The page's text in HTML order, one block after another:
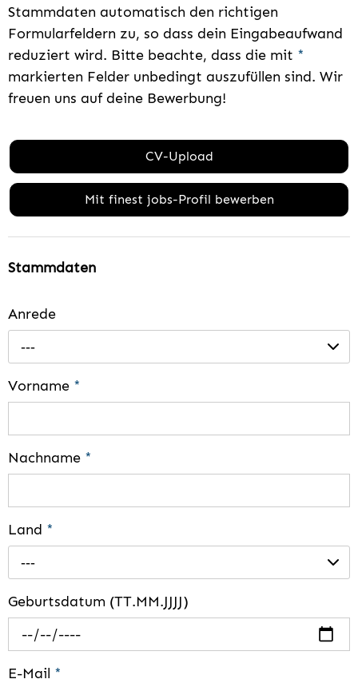
Stammdaten automatisch den richtigen
Formularfeldern zu, so dass dein Eingabeaufwand
reduziert wird. Bitte beachte, dass die mit *
markierten Felder unbedingt auszufüllen sind. Wir
freuen uns auf deine Bewerbung!
CV-Upload
Mit finest jobs-Profil bewerben
Stammdaten
Anrede
---
Vorname *
Nachname *
Land *
---
Geburtsdatum (TT.MM.JJJJ)
E-Mail *